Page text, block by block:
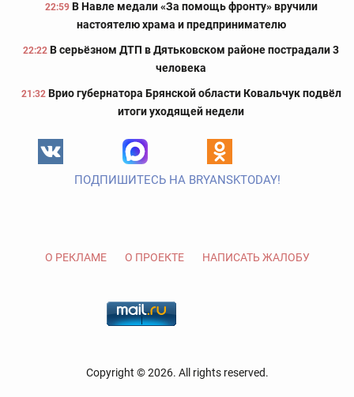
22:59 В Навле медали «За помощь фронту» вручили
настоятелю храма и предпринимателю
22:22 В серьёзном ДТП в Дятьковском районе пострадали 3
человека
21:32 Врио губернатора Брянской области Ковальчук подвёл
итоги уходящей недели
ПОДПИШИТЕСЬ НА BRYANSKTODAY!
О РЕКЛАМЕ О ПРОЕКТЕ НАПИСАТЬ ЖАЛОБУ
Copyright © 2026. All rights reserved.